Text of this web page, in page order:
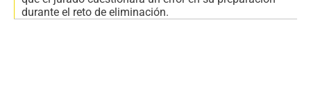
durante el reto de eliminación.